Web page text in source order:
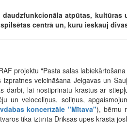
daudzfunkcionāla atpūtas,
centrā un, kuru ieskauj
projektu "Pasta salas
veicināšana Jelgavas un
darbi, lai nostiprinātu krastus ar
un veloceliņus, soliņus,
koncertzāle "Mītava"), bērnu
tika iztīrīta Driksas upes krasta